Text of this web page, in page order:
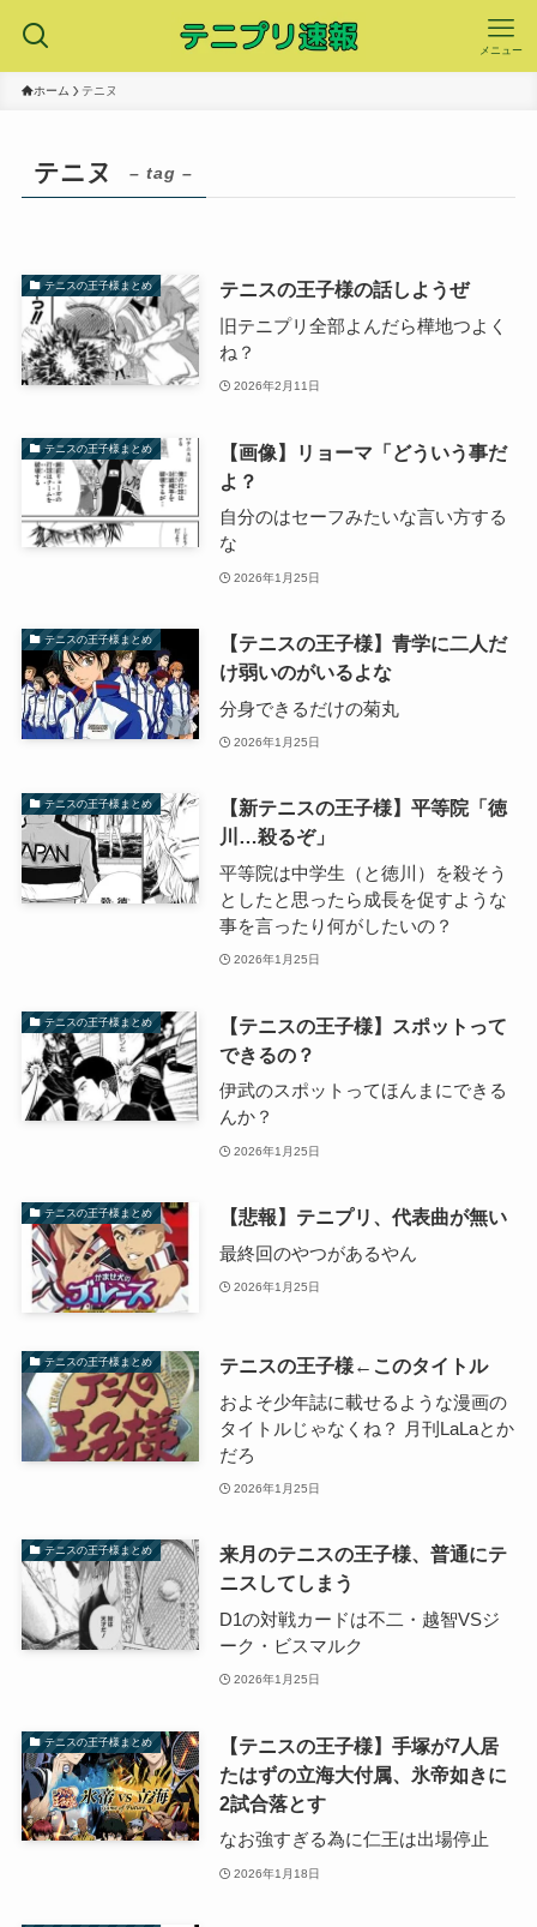
メニュー
ホーム テニヌ
テニヌ – tag –
テニスの王子様まとめ テニスの王子様の話しようぜ
旧テニプリ全部よんだら樺地つよく
ね？
2026年2月11日
テニスの王子様まとめ
【画像】リョーマ「どういう事だ
よ？
自分のはセーフみたいな言い方する
な
2026年1月25日
テニスの王子様まとめ
【テニスの王子様】青学に二人だ
け弱いのがいるよな
分身できるだけの菊丸
2026年1月25日
テニスの王子様まとめ
【新テニスの王子様】平等院「徳
川…殺るぞ」
平等院は中学生（と徳川）を殺そう
としたと思ったら成長を促すような
事を言ったり何がしたいの？
2026年1月25日
テニスの王子様まとめ
【テニスの王子様】スポットって
できるの？
伊武のスポットってほんまにできる
んか？
2026年1月25日
テニスの王子様まとめ 【悲報】テニプリ、代表曲が無い
最終回のやつがあるやん
2026年1月25日
テニスの王子様まとめ テニスの王子様←このタイトル
およそ少年誌に載せるような漫画の
タイトルじゃなくね？ 月刊LaLaとか
だろ
2026年1月25日
テニスの王子様まとめ
来月のテニスの王子様、普通にテ
ニスしてしまう
D1の対戦カードは不二・越智VSジ
ーク・ビスマルク
2026年1月25日
テニスの王子様まとめ
【テニスの王子様】手塚が7人居
たはずの立海大付属、氷帝如きに
2試合落とす
なお強すぎる為に仁王は出場停止
2026年1月18日